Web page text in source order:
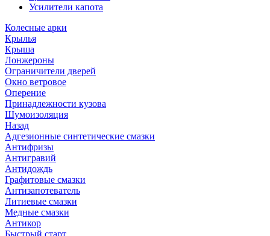
Усилители капота
Колесные арки
Крылья
Крыша
Лонжероны
Ограничители дверей
Окно ветровое
Оперение
Принадлежности кузова
Шумоизоляция
Назад
Адгезионные синтетические смазки
Антифризы
Антигравий
Антидождь
Графитовые смазки
Антизапотеватель
Литиевые смазки
Медные смазки
Антикор
Быстрый старт